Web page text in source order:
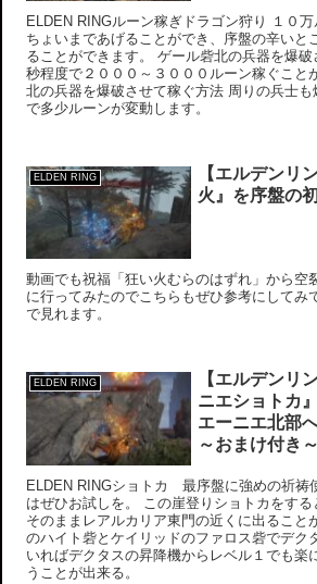
ELDEN RINGルーン稼ぎドラゴン狩り １０
ちょいまであげることができ、序盤の辛いと
ることができます。 ゲール砦北の兵器を爆破
秒程度で２０００～３０００ルーン稼ぐこと
北の兵器を爆破させて稼ぐ方法 周りの兵士
で多少ルーンが変動します。
ELDEN RING
【エルデンリ
火』を序盤の
動画でも祝福「狂い火むらのはずれ」から空
に行ってみたのでこちらもぜひ参考にしてみ
で見れます。
ELDEN RING
【エルデンリ
ニエショトカ
エーニエ北部
～おまけ付き～
ELDEN RINGショトカ 最序盤に強めの祈祷
はぜひお試しを。 この崖登りショトカをす
そのままレアルカリア東門の近くに出ること
のハイト砦とケイリッドのファロス砦でデク
いればデクタスの昇降機からレベル１でも楽
うことが出来る。